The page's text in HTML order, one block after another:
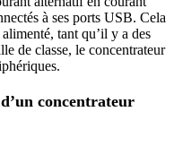
à ses ports USB. Cela
tant qu’il y a des
de classe, le concentrateur
concentrateur